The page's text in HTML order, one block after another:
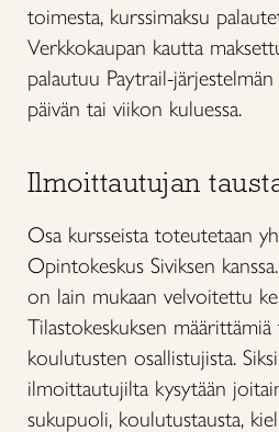
toimesta, kurssimaksu
Verkkokaupan kautta
palautuu Paytrail-
päivän tai viikon kuluessa.
Ilmoittautujan
Osa kursseista toteutetaan
Opintokeskus Siviksen
on lain mukaan velvoitettu
Tilastokeskuksen
koulutusten osallistujista.
ilmoittautujilta kysytään
sukupuoli, koulutustausta,